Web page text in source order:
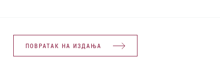
ПОВРАТАК НА ИЗДАЊА